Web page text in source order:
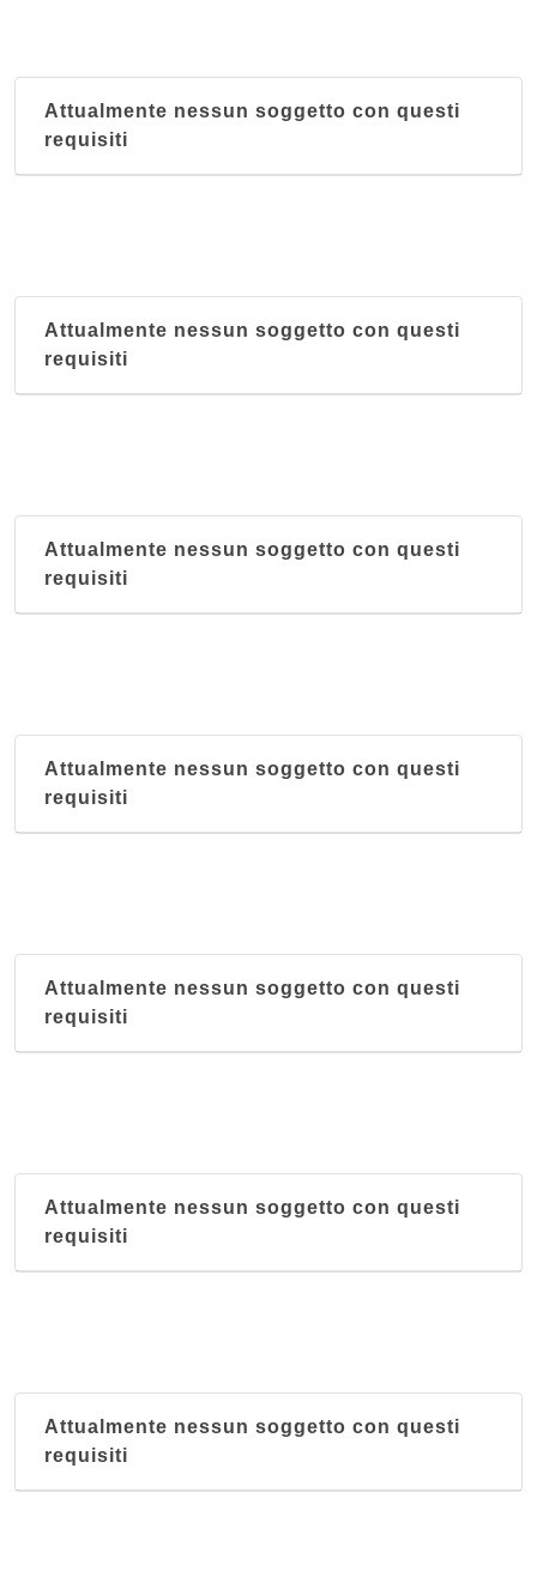
Attualmente nessun soggetto con questi
requisiti
Attualmente nessun soggetto con questi
requisiti
Attualmente nessun soggetto con questi
requisiti
Attualmente nessun soggetto con questi
requisiti
Attualmente nessun soggetto con questi
requisiti
Attualmente nessun soggetto con questi
requisiti
Attualmente nessun soggetto con questi
requisiti